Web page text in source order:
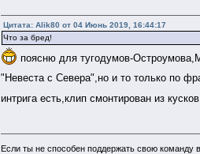
Цитата: Alik80 от 04 Июнь 2019, 16:44:17
Что за бред!
поясню для тугодумов-
"Невеста с Севера",но и то только по
интрига есть,клип смонтирован из
Если ты не способен поддержать свою команду